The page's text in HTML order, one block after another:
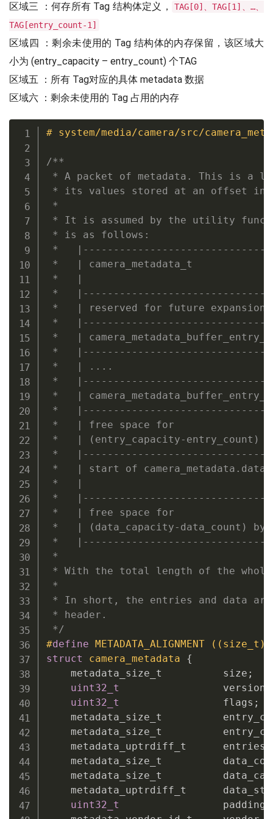
区域三 ：何存所有 Tag 结构体定义，
TAG[0]、TAG[1]、…、
TAG[entry_count-1]
区域四 ：剩余未使用的 Tag 结构体的内存保留，该区域大
小为 (entry_capacity – entry_count) 个TAG
区域五 ：所有 Tag对应的具体 metadata 数据
区域六 ：剩余未使用的 Tag 占用的内存
# system/media/camera/src/
/**
* A packet of metadata. This is a
* its values stored at an offset in
*
* It is assumed by the utility
* is as follows:
*
*   | camera_metadata_t
*   |
*
*   | reserved for future expansion
*
*   |
*
*   | ....
*
*   |
*
*   | free space for
*   | (entry_capacity-entry_count)
*
*   | start of camera_metadata.data
*   |
*
*   | free space for
*   | (data_capacity-
*
*
* With the total length of the whole
*
* In short, the entries and data are
* header.
*/
#define METADATA_ALIGNMENT ((size_t)
struct
camera_metadata
{
    metadata_size_t          size
;
uint32_t
                 version
uint32_t
                 flags
;
metadata_size_t
metadata_size_t
metadata_uptrdiff_t
metadata_size_t
metadata_size_t
metadata_uptrdiff_t
uint32_t
                 padding